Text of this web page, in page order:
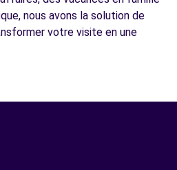
nous avons la solution de
votre visite en une